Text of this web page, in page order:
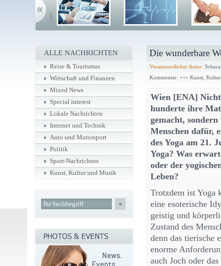
Die wunderbare
Verantwortlicher Autor:
Kommentar: +++ Kunst,
Wien [ENA]
hunderte ihre
gemacht,
Menschen dafür,
des Yoga am 21.
Yoga? Was
oder der
Leben?
Trotzdem ist Yoga
eine esoterische
geistig und
Zustand des
denn das tierische
enorme
auch Joch oder
ALLE NACHRICHTEN
Reise & Tourismus
Wirtschaft und Finanzen
Mixed News
Special interest
Lokale Nachrichten
Internet und Technik
Auto und Motorsport
Politik
Sport-Nachrichten
Kunst, Kultur und Musik
»